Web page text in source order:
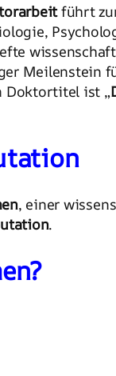
führt
Meilenstein
Doktortitel ist „
, einer
.